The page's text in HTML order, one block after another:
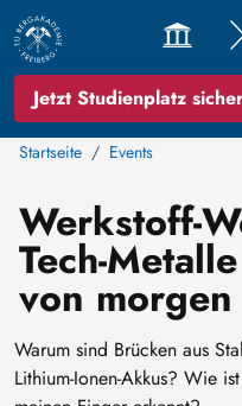
Jetzt Studienplatz
Startseite Events
Werkstoff-
Tech-
von morgen
Warum sind Brücken aus
Lithium-Ionen-Akkus? Wie